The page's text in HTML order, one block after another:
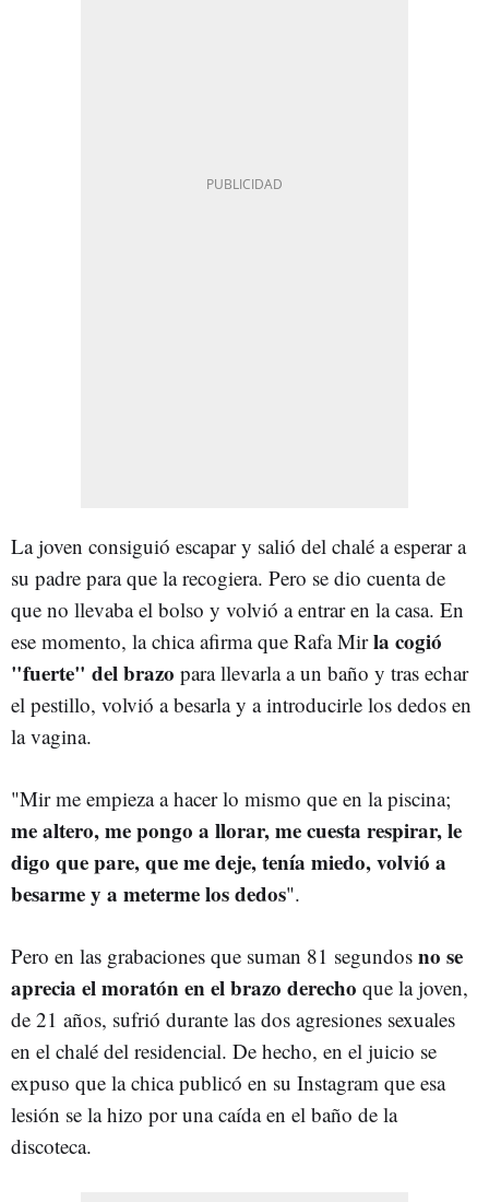
La joven consiguió escapar y salió del chalé a esperar a
su padre para que la recogiera. Pero se dio cuenta de
que no llevaba el bolso y volvió a entrar en la casa. En
ese momento, la chica afirma que Rafa Mirla cogió
"fuerte" del brazo para llevarla a un baño y tras echar
el pestillo, volvió a besarla y a introducirle los dedos en
la vagina.
"Mir me empieza a hacer lo mismo que en la piscina;
me altero, me pongo a llorar, me cuesta respirar, le
digo que pare, que me deje, tenía miedo, volvió a
besarme y a meterme los dedos".
Pero en las grabaciones que suman 81 segundos no se
aprecia el moratón en el brazo derecho que la joven,
de 21 años, sufrió durante las dos agresiones sexuales
en el chalé del residencial. De hecho, en el juicio se
expuso que la chica publicó en su Instagram que esa
lesión se la hizo por una caída en el baño de la
discoteca.